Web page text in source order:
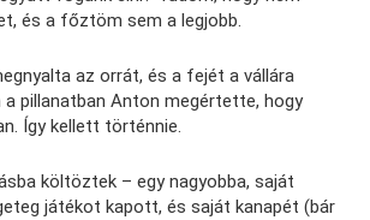
és a főztöm sem a legjobb.
az orrát, és a fejét a vállára
pillanatban Anton megértette, hogy
Így kellett történnie.
költöztek – egy nagyobba, saját
játékot kapott, és saját kanapét (bár